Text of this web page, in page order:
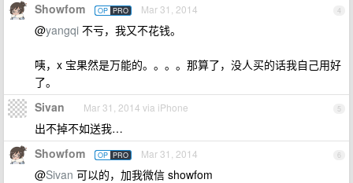
4
Showfom OP PRO Mar 31, 2014
@yangqi 不亏，我又不花钱。
咦，x 宝果然是万能的。。。。那算了，没人买的话我自己用好
了。
5
Sivan Mar 31, 2014 via iPhone
出不掉不如送我…
6
Showfom OP PRO Mar 31, 2014
@Sivan 可以的，加我微信 showfom